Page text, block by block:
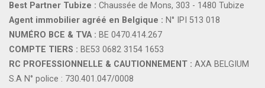
Best Partner Tubize : Chaussée de Mons, 303 - 1480 Tubize
Agent immobilier agréé en Belgique : N° IPI 513 018
NUMÉRO BCE & TVA : BE 0470.414.267
COMPTE TIERS : BE53 0682 3154 1653
RC PROFESSIONNELLE & CAUTIONNEMENT : AXA BELGIUM
S.A N° police : 730.401.047/0008